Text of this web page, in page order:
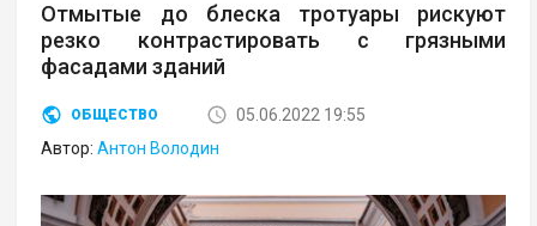
Отмытые до блеска тротуары рискуют
резко контрастировать с грязными
фасадами зданий
ОБЩЕСТВО
05.06.2022 19:55
Автор:Антон Володин